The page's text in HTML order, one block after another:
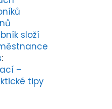
složí
:
–
tipy